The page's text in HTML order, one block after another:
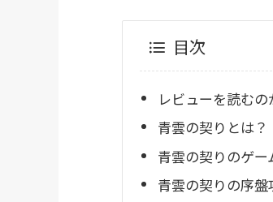
目次
レビューを読む
青雲の契りとは？
青雲の契りのゲ
青雲の契りの序盤